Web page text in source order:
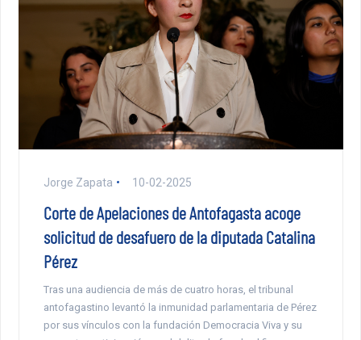
Jorge Zapata 10-02-2025
Corte de Apelaciones de Antofagasta acoge
solicitud de desafuero de la diputada Catalina
Pérez
Tras una audiencia de más de cuatro horas, el tribunal
antofagastino levantó la inmunidad parlamentaria de Pérez
por sus vínculos con la fundación Democracia Viva y su